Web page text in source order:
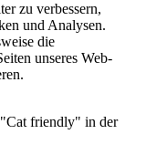
zu verbessern,
und Analysen.
die
unseres Web-
"Cat friendly" in der